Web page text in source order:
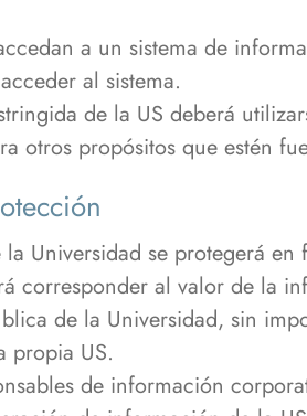
a un sistema de
al sistema.
de la US deberá
otros propósitos que estén
Universidad se protegerá
corresponder al valor de la
de la Universidad, sin
propia US.
de información